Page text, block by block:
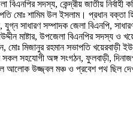
সদস্য, কেন্দ্রীয় জাতীয়
শামিম উল ইসলাম। প্রধান বক্তা
সাধারণ সম্পাদক জেলা বিএনপি,
মাষ্টার, উপজেলা বিএনপির সদস্য ও
মোঃ মিজানুর রহমান সভাপতি
সকল সহযোগী অঙ্গ সংগঠন, ফুলবাড়ী,
আলোক উজ্জ্বল মঞ্চ ও প্রবেশ পথ ছিল